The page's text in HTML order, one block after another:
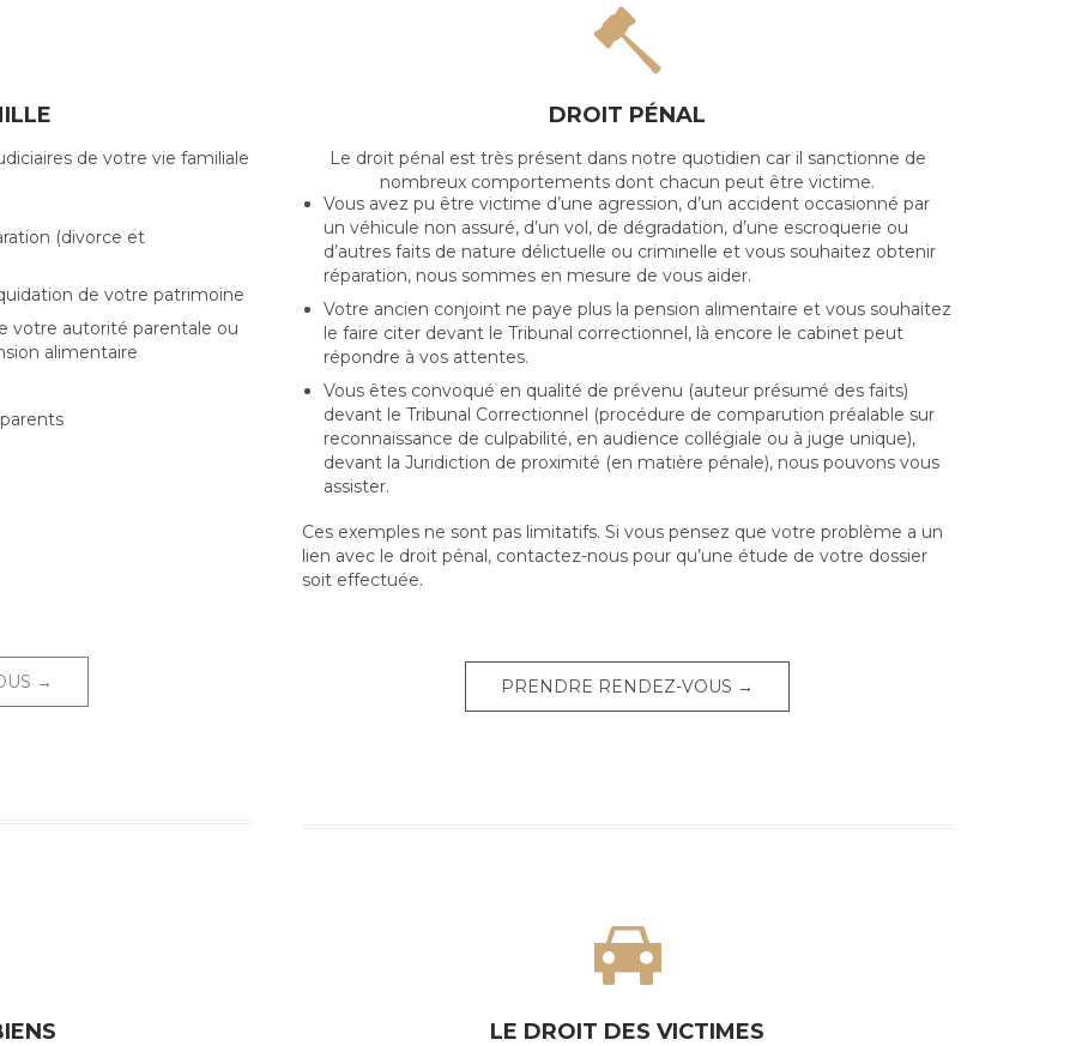
de votre vie familiale
(divorce et
de votre patrimoine
votre autorité parentale ou
alimentaire
→

DROIT PÉNAL
Le droit pénal est très présent dans notre quotidien car il sanctionne de
nombreux comportements dont chacun peut être victime.
Vous avez pu être victime d’une agression, d’un accident occasionné par
un véhicule non assuré, d’un vol, de dégradation, d’une escroquerie ou
d’autres faits de nature délictuelle ou criminelle et vous souhaitez obtenir
réparation, nous sommes en mesure de vous aider.
Votre ancien conjoint ne paye plus la pension alimentaire et vous souhaitez
le faire citer devant le Tribunal correctionnel, là encore le cabinet peut
répondre à vos attentes.
Vous êtes convoqué en qualité de prévenu (auteur présumé des faits)
devant le Tribunal Correctionnel (procédure de comparution préalable sur
reconnaissance de culpabilité, en audience collégiale ou à juge unique),
devant la Juridiction de proximité (en matière pénale), nous pouvons vous
assister.
Ces exemples ne sont pas limitatifs. Si vous pensez que votre problème a un
lien avec le droit pénal, contactez-nous pour qu’une étude de votre dossier
soit effectuée.
PRENDRE RENDEZ-VOUS →

LE DROIT DES VICTIMES